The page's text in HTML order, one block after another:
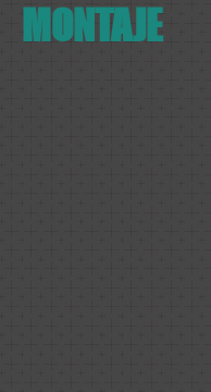
MONTAJE